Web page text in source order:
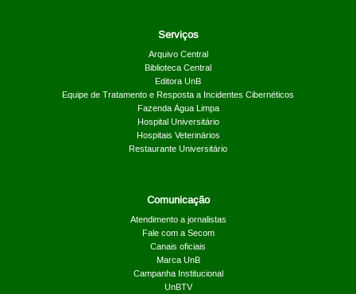
Serviços
Arquivo Central
Biblioteca Central
Editora UnB
Equipe de Tratamento e Resposta a Incidentes Cibernéticos
Fazenda Água Limpa
Hospital Universitário
Hospitais Veterinários
Restaurante Universitário
Comunicação
Atendimento a jornalistas
Fale com a Secom
Canais oficiais
Marca UnB
Campanha Institucional
UnBTV